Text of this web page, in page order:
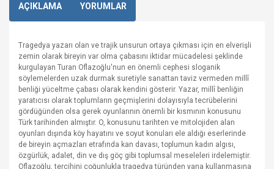
AÇIKLAMA YORUMLAR
Tragedya yazarı olan ve trajik unsurun ortaya çıkması için en elverişli
zemin olarak bireyin var olma çabasını iktidar mücadelesi şeklinde
kurgulayan Turan Oflazoğlu'nun en önemli cephesi sloganik
söylemelerden uzak durmak suretiyle sanattan taviz vermeden millî
benliği yüceltme çabası olarak kendini gösterir. Yazar, millî benliğin
yaratıcısı olarak toplumların geçmişlerini dolayısıyla tecrübelerini
gördüğünden olsa gerek oyunlarının önemli bir kısmının konusunu
Türk tarihinden almıştır. O, konusunu tarihten ve mitolojiden alan
oyunları dışında köy hayatını ve soyut konuları ele aldığı eserlerinde
de bireyin açmazları etrafında kan davası, toplumun kadın algısı,
özgürlük, adalet, din ve dış göç gibi toplumsal meseleleri irdelemiştir.
Oflazoğlu, tercihini çoğunlukla tragedya türünden yana kullanmasına